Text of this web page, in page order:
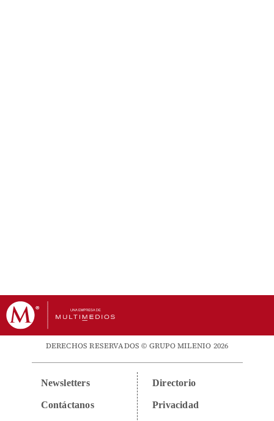
DERECHOS RESERVADOS © GRUPO MILENIO 2026
Newsletters
Contáctanos
Directorio
Privacidad